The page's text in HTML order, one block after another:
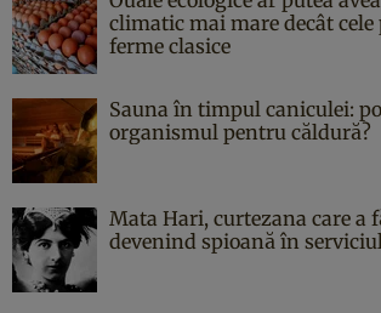
climatic mai mare decât
ferme clasice
Sauna în timpul caniculei:
organismul pentru căldură?
Mata Hari, curtezana care a
devenind spioană în